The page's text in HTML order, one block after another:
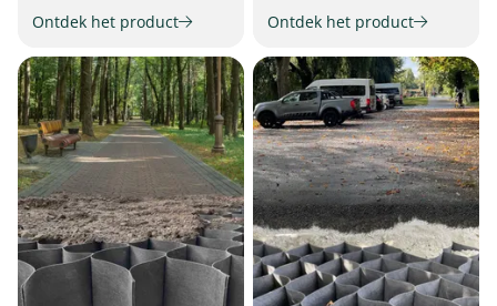
Ontdek het product
Ontdek het product